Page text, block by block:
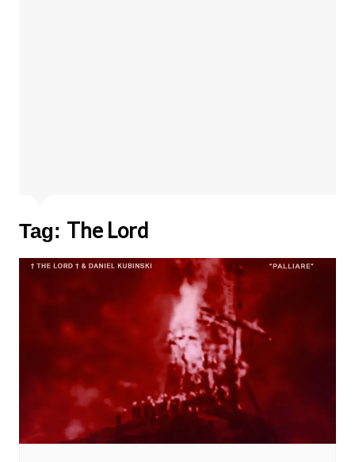
Tag: The Lord